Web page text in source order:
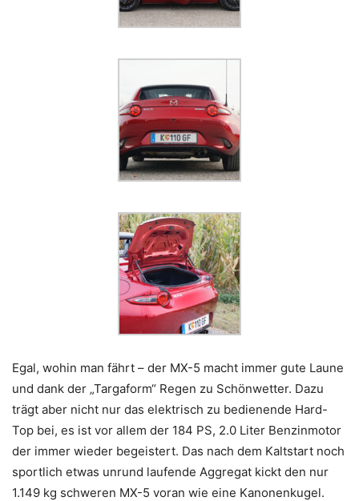
Egal, wohin man fährt – der MX-5 macht immer gute Laune
und dank der „Targaform“ Regen zu Schönwetter. Dazu
trägt aber nicht nur das elektrisch zu bedienende Hard-
Top bei, es ist vor allem der 184 PS, 2.0 Liter Benzinmotor
der immer wieder begeistert. Das nach dem Kaltstart noch
sportlich etwas unrund laufende Aggregat kickt den nur
1.149 kg schweren MX-5 voran wie eine Kanonenkugel.